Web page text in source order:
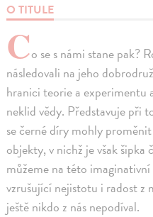
O TITULE
Co se s námi stane pak?
následovali na jeho
hranici teorie a experimentu
neklid vědy. Představuje při
se černé díry mohly
objekty, v nichž je však šipka
můžeme na této
vzrušující nejistotu i radost z
ještě nikdo z nás nepodíval.